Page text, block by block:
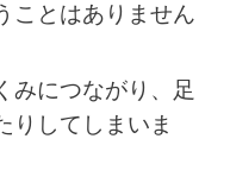
ことはありません
みにつながり、足
りしてしまいま